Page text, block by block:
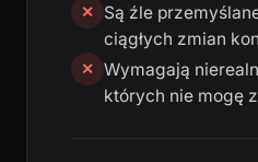
✕
Są źle
ciągłych zmian
✕ Wymagają
których nie mogę